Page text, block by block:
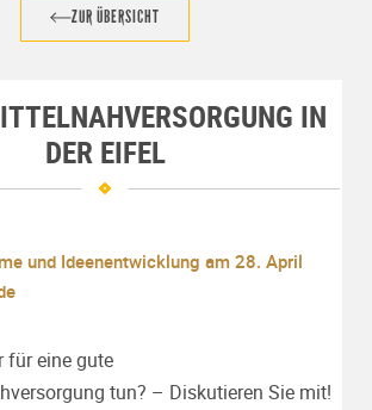
ZUR ÜBERSICHT
IN
DER EIFEL
und Ideenentwicklung am 28. April
für eine gute
tun? – Diskutieren Sie mit!